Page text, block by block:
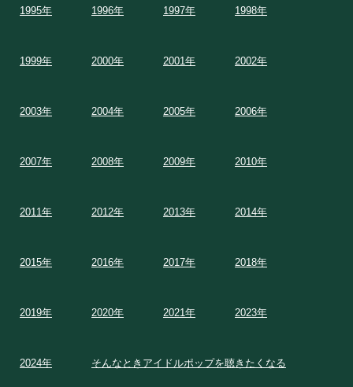
1995年 1996年 1997年 1998年
1999年 2000年 2001年 2002年
2003年 2004年 2005年 2006年
2007年 2008年 2009年 2010年
2011年 2012年 2013年 2014年
2015年 2016年 2017年 2018年
2019年 2020年 2021年 2023年
2024年 そんなときアイドルポップを聴きたくなる